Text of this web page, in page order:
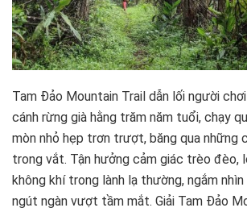
Tam Đảo Mountain Trail dẫn lối người
cánh rừng già hằng trăm năm tuổi, chạy
mòn nhỏ hẹp trơn trượt, băng qua những
trong vắt. Tận hưởng cảm giác trèo đèo,
không khí trong lành lạ thường, ngắm
ngút ngàn vượt tầm mắt. Giải Tam Đảo